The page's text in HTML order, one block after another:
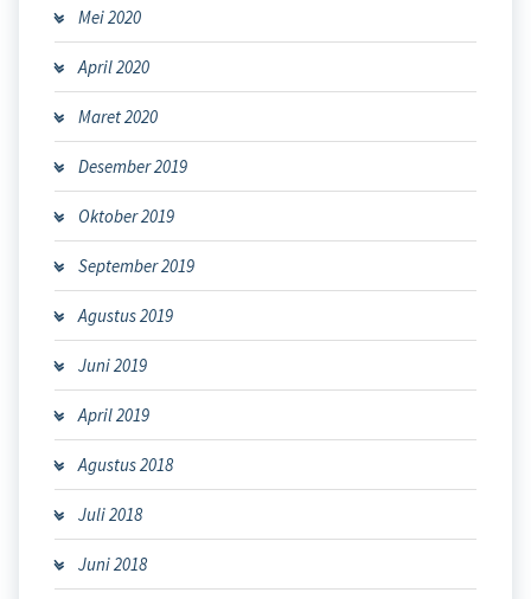
Mei 2020
April 2020
Maret 2020
Desember 2019
Oktober 2019
September 2019
Agustus 2019
Juni 2019
April 2019
Agustus 2018
Juli 2018
Juni 2018